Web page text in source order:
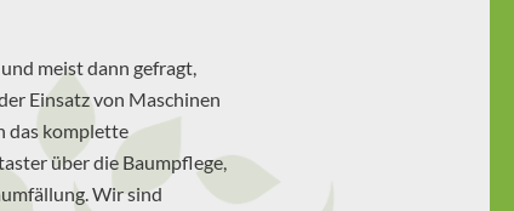
und meist dann gefragt,
Einsatz von Maschinen
das komplette
über die Baumpflege,
Wir sind